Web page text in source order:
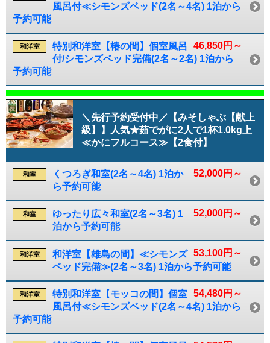
風呂付≪シモンズベッド(2名～4名) 1泊から
予約可能
46,850円～
和洋室
特別和洋室【椿の間】個室風呂
付/シモンズベッド完備(2名～2名) 1泊から
予約可能
＼先行予約受付中／【みそしゃぶ【献上
級】】人気★茹でがに2人で1杯1.0kg上
≪かにフルコース≫【2食付】
52,000円～
和室
くつろぎ和室(2名～4名) 1泊か
ら予約可能
52,000円～
和室
ゆったり広々和室(2名～3名) 1
泊から予約可能
53,100円～
和洋室
和洋室【雄島の間】≪シモンズ
ベッド完備≫(2名～3名) 1泊から予約可能
54,480円～
和洋室
特別和洋室【モッコの間】個室
風呂付≪シモンズベッド(2名～4名) 1泊から
予約可能